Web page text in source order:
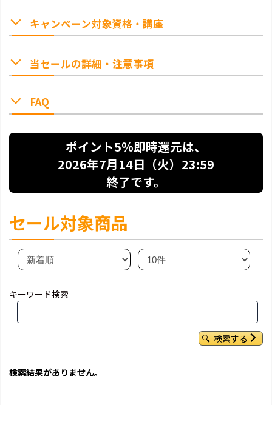
キャンペーン対象資格・講座
当セールの詳細・注意事項
FAQ
ポイント5％即時還元は、
2026年7月14日（火）23:59
終了です。
セール対象商品
キーワード検索
検索する
検索結果がありません。